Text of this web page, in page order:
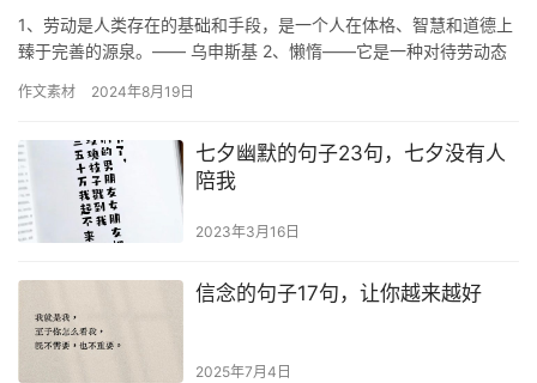
1、劳动是人类存在的基础和手段，是一个人在体格、智慧和道德上
臻于完善的源泉。—— 乌申斯基 2、懒惰——它是一种对待劳动态
作文素材 2024年8月19日
七夕幽默的句子23句，七夕没有人
陪我
2023年3月16日
信念的句子17句，让你越来越好
2025年7月4日